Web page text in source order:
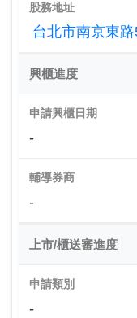
股務地址
台北市南京東
興櫃進度
申請興櫃日期
-
輔導券商
-
上市/櫃送審進度
申請類別
-